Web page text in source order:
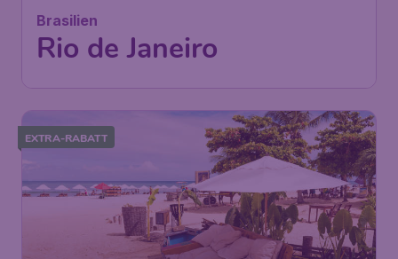
Brasilien
Rio de Janeiro
EXTRA-RABATT